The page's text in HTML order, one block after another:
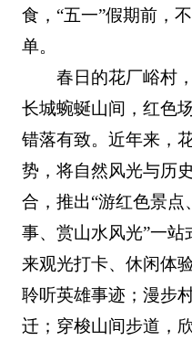
食，“五一”假期前，
单。
春日的花厂峪村
长城蜿蜒山间，红色
错落有致。近年来，
势，将自然风光与历
合，推出“游红色景
事、赏山水风光”一
来观光打卡、休闲体
聆听英雄事迹；漫步
迁；穿梭山间步道，